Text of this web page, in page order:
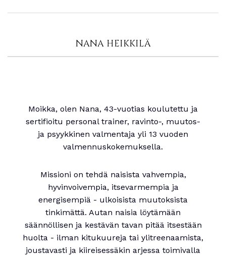
NANA HEIKKILÄ
Moikka, olen Nana, 43-vuotias koulutettu ja
sertifioitu personal trainer, ravinto-, muutos-
ja psyykkinen valmentaja yli 13 vuoden
valmennuskokemuksella.
Missioni on tehdä naisista vahvempia,
hyvinvoivempia, itsevarmempia ja
energisempiä - ulkoisista muutoksista
tinkimättä. Autan naisia löytämään
säännöllisen ja kestävän tavan pitää itsestään
huolta - ilman kitukuureja tai ylitreenaamista,
joustavasti ja kiireisessäkin arjessa toimivalla